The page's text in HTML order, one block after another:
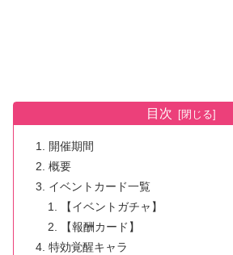
目次
開催期間
概要
イベントカード一覧
【イベントガチャ】
【報酬カード】
特効覚醒キャラ